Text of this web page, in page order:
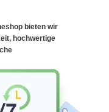
bieten wir
hochwertige